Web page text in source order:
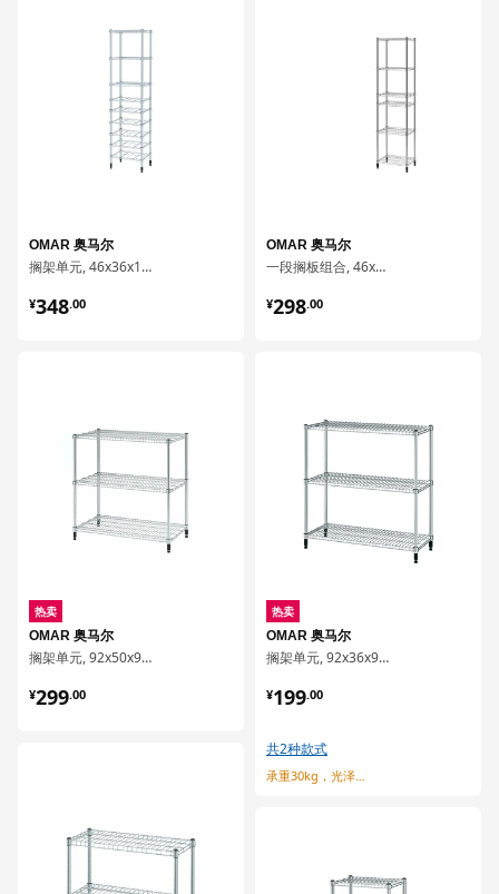
OMAR 奥马尔
搁架单元, 46x36x181 厘米
¥348.00
¥ 348.00
热卖
OMAR 奥马尔
搁架单元, 92x50x94 厘米
¥299.00
¥ 299.00
OMAR 奥马尔
一段搁板组合, 46x36x181 厘米
¥298.00
¥ 298.00
热卖
OMAR 奥马尔
搁架单元, 92x36x94 厘米
¥199.00
¥ 199.00
共2种款式
承重30kg，光泽质感